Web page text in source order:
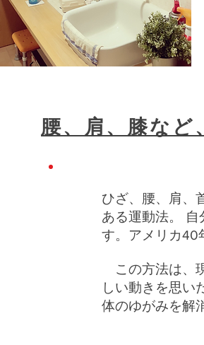
腰、肩、膝な
ひざ、腰、肩、
ある運動法。
す。アメリカ40
この方法は、
しい動きを思い
体のゆがみを解